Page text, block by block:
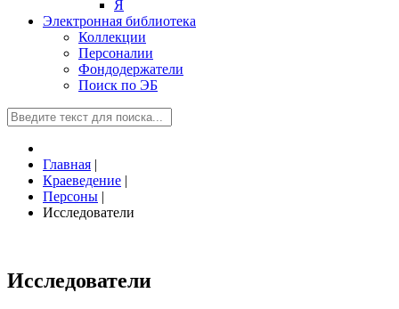
Я
Электронная библиотека
Коллекции
Персоналии
Фондодержатели
Поиск по ЭБ
Главная |
Краеведение |
Персоны |
Исследователи
Исследователи